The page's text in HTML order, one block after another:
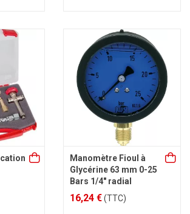
Manomètre Fioul à
Glycérine 63 mm 0-25
Bars 1/4" radial
16,24 €(TTC)